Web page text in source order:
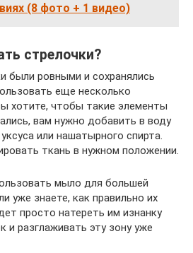
(8 фото + 1 видео)
стрелочки?
были ровными и сохранялись
еще несколько
хотите, чтобы такие элементы
вам нужно добавить в воду
или нашатырного спирта.
ткань в нужном положении.
мыло для большей
уже знаете, как правильно их
просто натереть им изнанку
и разглаживать эту зону уже